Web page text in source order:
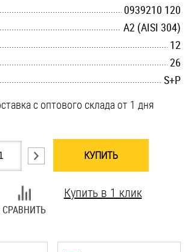
0939210 120
А2 (AISI 304)
12
26
S+P
с оптового склада от 1 дня
КУПИТЬ
СРАВНИТЬ
Купить в 1 клик